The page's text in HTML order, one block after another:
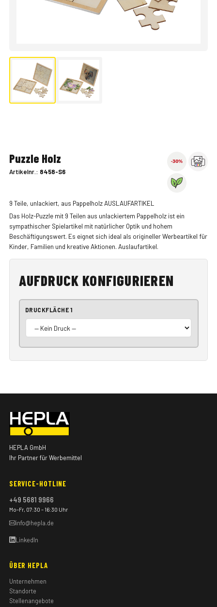
Puzzle Holz
Artikelnr.: 8458-S6
9 Teile, unlackiert, aus Pappelholz AUSLAUFARTIKEL
Das Holz-Puzzle mit 9 Teilen aus unlackiertem Pappelholz ist ein
sympathischer Spielartikel mit natürlicher Optik und hohem
Beschäftigungswert. Es eignet sich ideal als origineller Werbeartikel für
Kinder, Familien und kreative Aktionen. Auslaufartikel.
AUFDRUCK KONFIGURIEREN
DRUCKFLÄCHE 1
HEPLA GmbH
Ihr Partner für Werbemittel
SERVICE-HOTLINE
+49 5681 9966
Mo–Fr, 07:30 – 16:30 Uhr
info@hepla.de
LinkedIn
ÜBER HEPLA
Unternehmen
Standorte
Stellenangebote